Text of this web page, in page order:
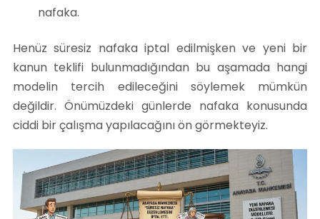
nafaka.
Henüz süresiz nafaka iptal edilmişken ve yeni bir
kanun teklifi bulunmadığından bu aşamada hangi
modelin tercih edileceğini söylemek mümkün
değildir. Önümüzdeki günlerde nafaka konusunda
ciddi bir çalışma yapılacağını ön görmekteyiz.